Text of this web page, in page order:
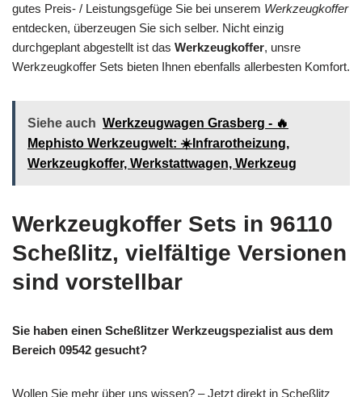
gutes Preis- / Leistungsgefüge Sie bei unserem Werkzeugkoffer
entdecken, überzeugen Sie sich selber. Nicht einzig
durchgeplant abgestellt ist das Werkzeugkoffer, unsre
Werkzeugkoffer Sets bieten Ihnen ebenfalls allerbesten Komfort.
Siehe auch Werkzeugwagen Grasberg - 🔥
Mephisto Werkzeugwelt: ☀️Infrarotheizung,
Werkzeugkoffer, Werkstattwagen, Werkzeug
Werkzeugkoffer Sets in 96110
Scheßlitz, vielfältige Versionen
sind vorstellbar
Sie haben einen Scheßlitzer Werkzeugspezialist aus dem
Bereich 09542 gesucht?
Wollen Sie mehr über uns wissen? – Jetzt direkt in Scheßlitz